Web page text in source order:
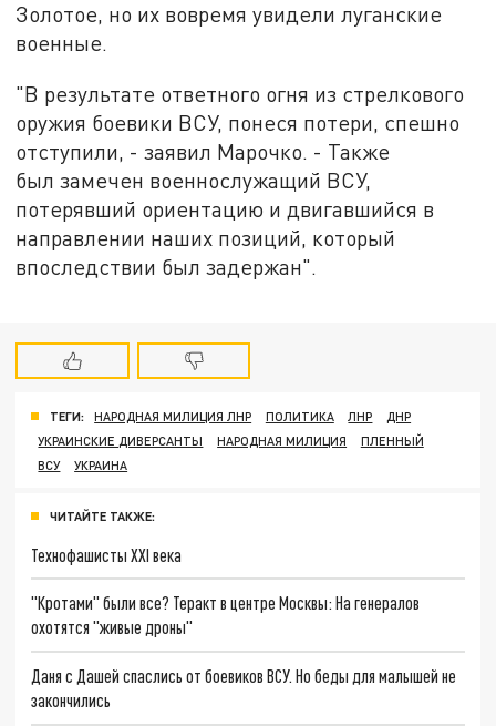
Золотое, но их вовремя увидели луганские
военные.
"В результате ответного огня из стрелкового
оружия боевики ВСУ, понеся потери, спешно
отступили, - заявил Марочко. - Также
был замечен военнослужащий ВСУ,
потерявший ориентацию и двигавшийся в
направлении наших позиций, который
впоследствии был задержан".
ТЕГИ: НАРОДНАЯ МИЛИЦИЯ ЛНР ПОЛИТИКА ЛНР
ДНР
УКРАИНСКИЕ ДИВЕРСАНТЫ
НАРОДНАЯ МИЛИЦИЯ
ПЛЕННЫЙ
ВСУ
УКРАИНА
ЧИТАЙТЕ ТАКЖЕ:
Технофашисты XXI века
"Кротами" были все? Теракт в центре Москвы: На генералов
охотятся "живые дроны"
Даня с Дашей спаслись от боевиков ВСУ. Но беды для малышей не
закончились